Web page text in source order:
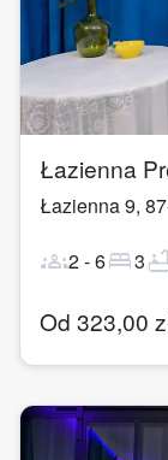
Łazienna
Łazienna 9,
groups2-6bed3
Od 323,00